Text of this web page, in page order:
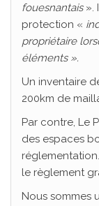
fouesnantais».
protection «
propriétaire
éléments ».
Un inventaire
200km de
Par contre, Le
des espaces
réglementation.
le règlement
Nous sommes